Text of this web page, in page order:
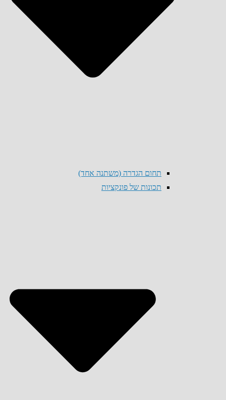
תחום הגדרה (משתנה אחד)
תכונות של פונקציות